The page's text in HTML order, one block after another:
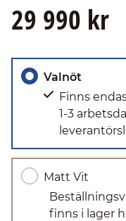
29 990 kr
Valnöt
Finns
1-3
Matt Vit
finns i lager